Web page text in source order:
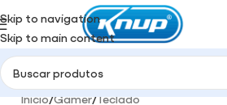
Skip to navigation
Skip to main content
Início/Gamer/Teclado